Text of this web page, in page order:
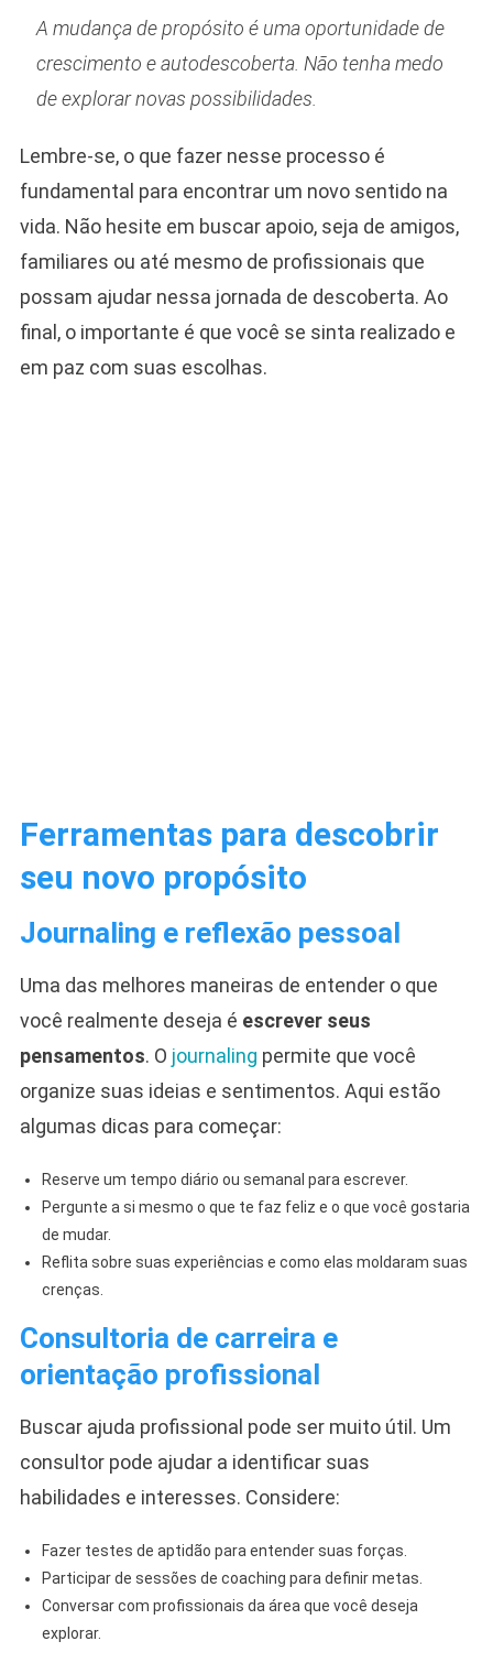
A mudança de propósito é uma oportunidade de
crescimento e autodescoberta. Não tenha medo
de explorar novas possibilidades.
Lembre-se, o que fazer nesse processo é
fundamental para encontrar um novo sentido na
vida. Não hesite em buscar apoio, seja de amigos,
familiares ou até mesmo de profissionais que
possam ajudar nessa jornada de descoberta. Ao
final, o importante é que você se sinta realizado e
em paz com suas escolhas.
Ferramentas para descobrir
seu novo propósito
Journaling e reflexão pessoal
Uma das melhores maneiras de entender o que
você realmente deseja é escrever seus
pensamentos. O journaling permite que você
organize suas ideias e sentimentos. Aqui estão
algumas dicas para começar:
Reserve um tempo diário ou semanal para escrever.
Pergunte a si mesmo o que te faz feliz e o que você gostaria
de mudar.
Reflita sobre suas experiências e como elas moldaram suas
crenças.
Consultoria de carreira e
orientação profissional
Buscar ajuda profissional pode ser muito útil. Um
consultor pode ajudar a identificar suas
habilidades e interesses. Considere:
Fazer testes de aptidão para entender suas forças.
Participar de sessões de coaching para definir metas.
Conversar com profissionais da área que você deseja
explorar.